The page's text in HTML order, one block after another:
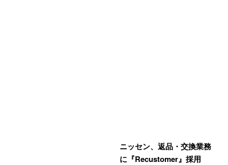
ニッセン、返品・交換業務
に『Recustomer』採用